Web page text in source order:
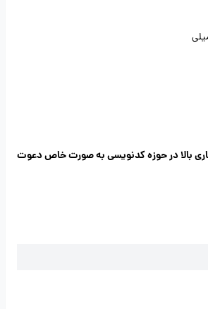
کاری بالا در حوزه کدنویسی به صورت خاص دعوت